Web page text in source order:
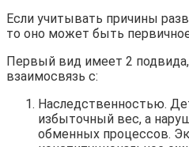
Если учитывать причины
то оно может быть
Первый вид имеет 2
взаимосвязь с:
Наследственностью.
избыточный вес, а
обменных процессов.